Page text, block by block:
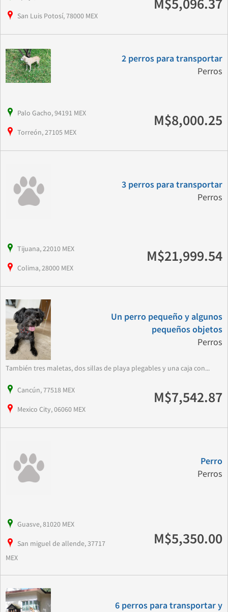
San Luis Potosí, 78000 MEX
M$5,096.37
2 perros para transportar
Perros
Palo Gacho, 94191 MEX
Torreón, 27105 MEX
M$8,000.25
3 perros para transportar
Perros
Tijuana, 22010 MEX
Colima, 28000 MEX
M$21,999.54
Un perro pequeño y algunos
pequeños objetos
Perros
También tres maletas, dos sillas de playa plegables y una caja con...
Cancún, 77518 MEX
Mexico City, 06060 MEX
M$7,542.87
Perro
Perros
Guasve, 81020 MEX
San miguel de allende, 37717
MEX
M$5,350.00
6 perros para transportar y